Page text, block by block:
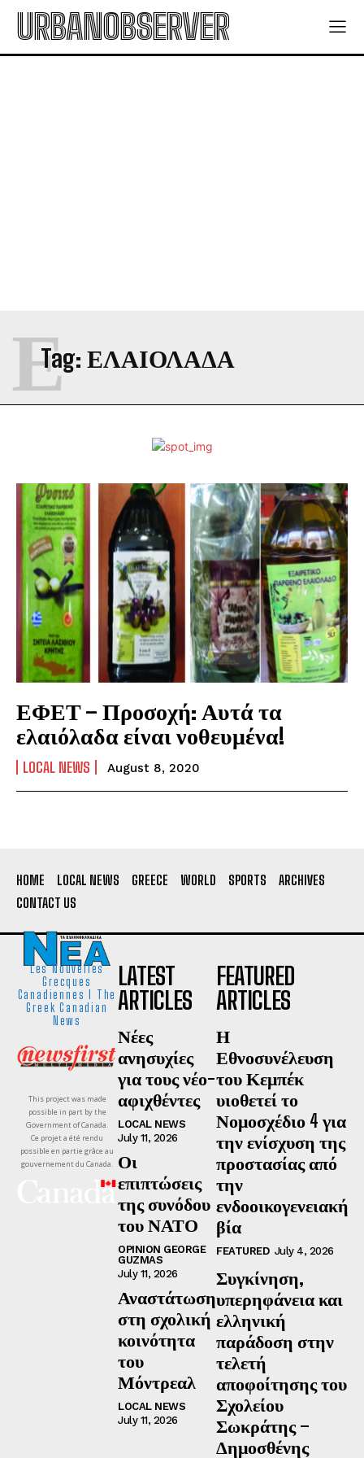
URBANOBSERVER
Tag: ΕΛΑΙΟΛΑΔΑ
Ε
ΕΦΕΤ – Προσοχή: Αυτά τα
ελαιόλαδα είναι νοθευμένα!
LOCAL NEWS August 8, 2020
HOME LOCAL NEWS GREECE WORLD SPORTS
ARCHIVES
CONTACT US
Les Nouvelles
Grecques
Canadiennes I The
Greek Canadian
News
This project was made
possible in part by the
Government of Canada.
Ce projet a été rendu
possible en partie grâce au
gouvernement du Canada.
LATEST
ARTICLES
Νέες
ανησυχίες
για τους νέο-
αφιχθέντες
LOCAL NEWS
July 11, 2026
Οι
επιπτώσεις
της συνόδου
του ΝΑΤΟ
OPINION GEORGE
GUZMAS
July 11, 2026
Αναστάτωση
στη σχολική
κοινότητα
του
Μόντρεαλ
LOCAL NEWS
July 11, 2026
FEATURED
ARTICLES
Η
Εθνοσυνέλευση
του Κεμπέκ
υιοθετεί το
Νομοσχέδιο 4 για
την ενίσχυση της
προστασίας από
την
ενδοοικογενειακή
βία
FEATURED July 4, 2026
Συγκίνηση,
υπερηφάνεια και
ελληνική
παράδοση στην
τελετή
αποφοίτησης του
Σχολείου
Σωκράτης –
Δημοσθένης